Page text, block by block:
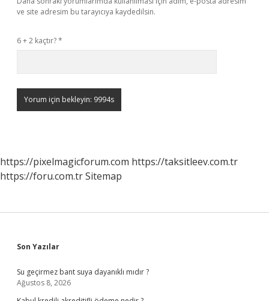
ve site adresim bu tarayıcıya kaydedilsin.
6 + 2 kaçtır?*
https://pixelmagicforum.com https://taksitleev.com.tr
https://foru.com.trSitemap
Sidebar
Son Yazılar
Su geçirmez bant suya dayanıklı mıdır ?
Ağustos 8, 2026